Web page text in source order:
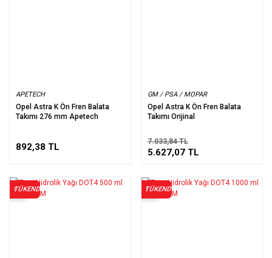
APETECH
Opel Astra K Ön Fren Balata
Takımı 276 mm Apetech
892,38 TL
GM / PSA / MOPAR
Opel Astra K Ön Fren Balata
Takımı Orijinal
7.033,84 TL
5.627,07 TL
TÜKENDİ
%27 TÜKENDİ
%15